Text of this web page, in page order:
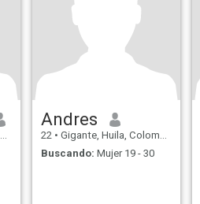
Andres
22 • Gigante, Huila, Colombia
Buscando: Mujer 19 - 30